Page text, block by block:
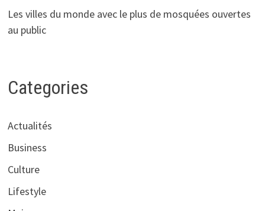
Les villes du monde avec le plus de mosquées ouvertes
au public
Categories
Actualités
Business
Culture
Lifestyle